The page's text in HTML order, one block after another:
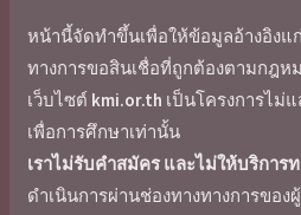
หน้านี้จัดทำขึ้นเพื่อให้ข้อมูลอ้างอิงแ
ทางการขอสินเชื่อที่ถูกต้องตามกฎห
เว็บไซต์ kmi.or.th เป็นโครงการไม่
เพื่อการศึกษาเท่านั้น
เราไม่รับคำสมัคร และไม่ให้บริการท
ดำเนินการผ่านช่องทางทางการของ